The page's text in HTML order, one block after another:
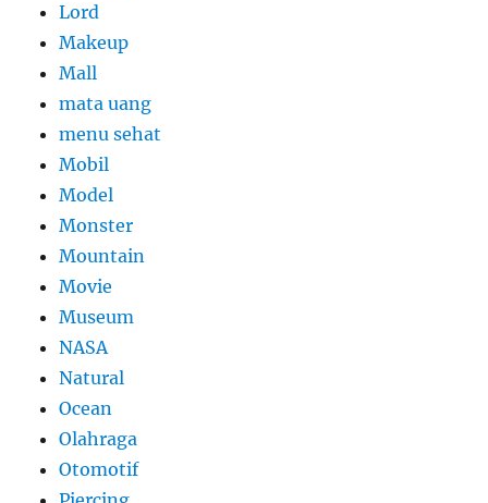
Lord
Makeup
Mall
mata uang
menu sehat
Mobil
Model
Monster
Mountain
Movie
Museum
NASA
Natural
Ocean
Olahraga
Otomotif